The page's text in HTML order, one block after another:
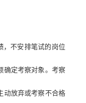
，不安排笔试的岗位
确定考察对象。考察
动放弃或考察不合格